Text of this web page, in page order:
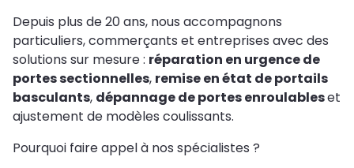
Depuis plus de 20 ans, nous accompagnons
particuliers, commerçants et entreprises avec des
solutions sur mesure : réparation en urgence de
portes sectionnelles, remise en état de portails
basculants, dépannage de portes enroulableset
ajustement de modèles coulissants.
Pourquoi faire appel à nos spécialistes ?